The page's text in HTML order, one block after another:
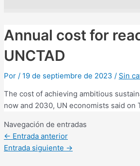
Annual cost for
UNCTAD
Por / 19 de septiembre de 2023 / Sin
The cost of achieving ambitious
now and 2030, UN economists said on
Navegación de entradas
← Entrada anterior
Entrada siguiente →